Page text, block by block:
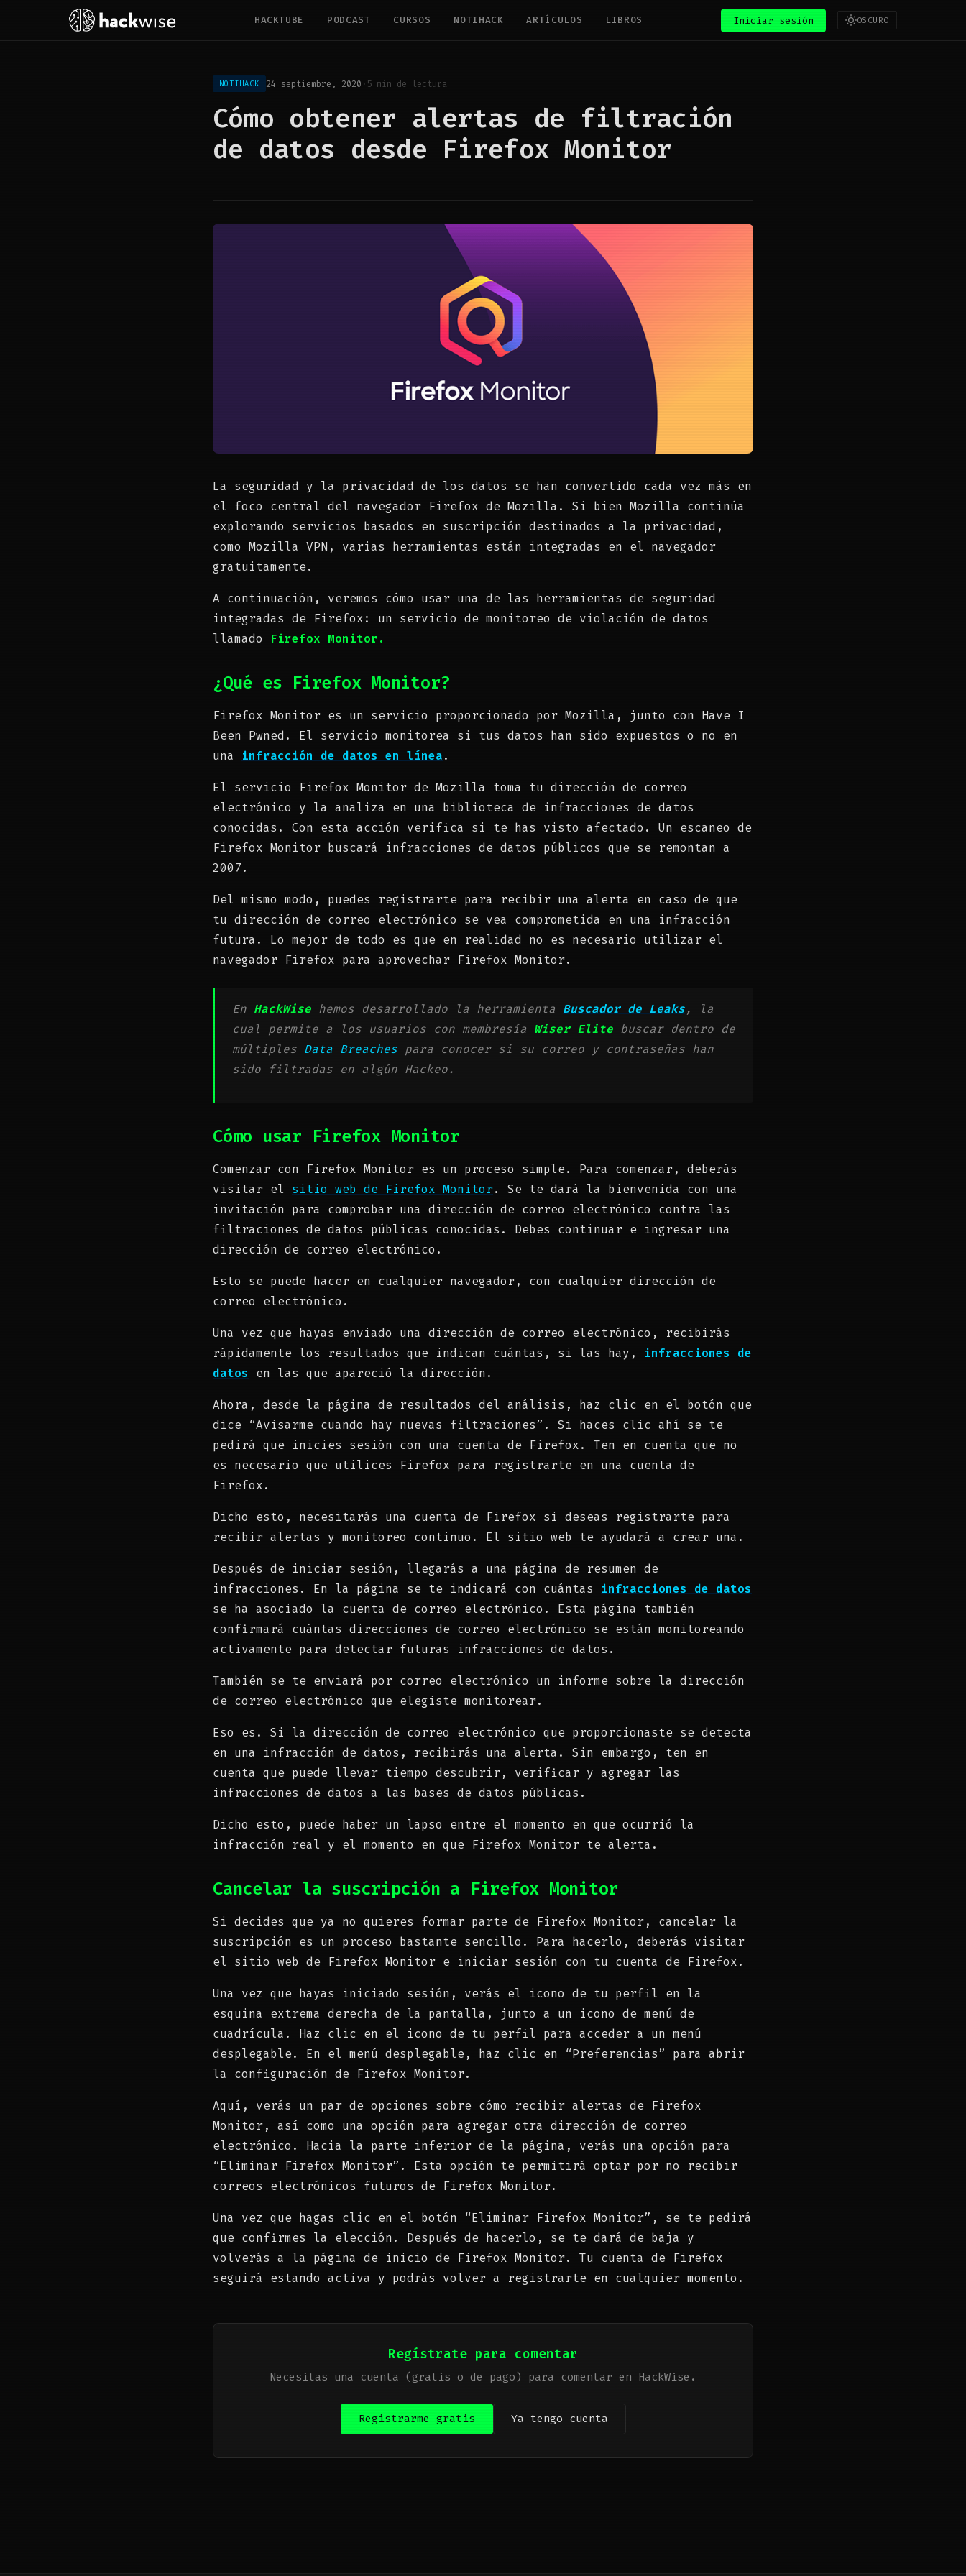
HACKTUBE PODCAST CURSOS NOTIHACK ARTÍCULOS LIBROS Iniciar sesión OSCURO
NOTIHACK 24 septiembre, 2020 · 5 min de lectura
Cómo obtener alertas de filtración
de datos desde Firefox Monitor
La seguridad y la privacidad de los datos se han convertido cada vez más en
el foco central del navegador Firefox de Mozilla. Si bien Mozilla continúa
explorando servicios basados ​​en suscripción destinados a la privacidad,
como Mozilla VPN, varias herramientas están integradas en el navegador
gratuitamente.
A continuación, veremos cómo usar una de las herramientas de seguridad
integradas de Firefox: un servicio de monitoreo de violación de datos
llamado Firefox Monitor.
¿Qué es Firefox Monitor?
Firefox Monitor es un servicio proporcionado por Mozilla, junto con Have I
Been Pwned. El servicio monitorea si tus datos han sido expuestos o no en
una infracción de datos en línea.
El servicio Firefox Monitor de Mozilla toma tu dirección de correo
electrónico y la analiza en una biblioteca de infracciones de datos
conocidas. Con esta acción verifica si te has visto afectado. Un escaneo de
Firefox Monitor buscará infracciones de datos públicos que se remontan a
2007.
Del mismo modo, puedes registrarte para recibir una alerta en caso de que
tu dirección de correo electrónico se vea comprometida en una infracción
futura. Lo mejor de todo es que en realidad no es necesario utilizar el
navegador Firefox para aprovechar Firefox Monitor.
En HackWise hemos desarrollado la herramienta Buscador de Leaks, la
cual permite a los usuarios con membresía Wiser Elite buscar dentro de
múltiples Data Breaches para conocer si su correo y contraseñas han
sido filtradas en algún Hackeo.
Cómo usar Firefox Monitor
Comenzar con Firefox Monitor es un proceso simple. Para comenzar, deberás
visitar el sitio web de Firefox Monitor. Se te dará la bienvenida con una
invitación para comprobar una dirección de correo electrónico contra las
filtraciones de datos públicas conocidas. Debes continuar e ingresar una
dirección de correo electrónico.
Esto se puede hacer en cualquier navegador, con cualquier dirección de
correo electrónico.
Una vez que hayas enviado una dirección de correo electrónico, recibirás
rápidamente los resultados que indican cuántas, si las hay, infracciones de
datos
en las que apareció la dirección.
Ahora, desde la página de resultados del análisis, haz clic en el botón que
dice “Avisarme cuando hay nuevas filtraciones”. Si haces clic ahí se te
pedirá que inicies sesión con una cuenta de Firefox. Ten en cuenta que no
es necesario que utilices Firefox para registrarte en una cuenta de
Firefox.
Dicho esto, necesitarás una cuenta de Firefox si deseas registrarte para
recibir alertas y monitoreo continuo. El sitio web te ayudará a crear una.
Después de iniciar sesión, llegarás a una página de resumen de
infracciones. En la página se te indicará con cuántas infracciones de datos
se ha asociado la cuenta de correo electrónico. Esta página también
confirmará cuántas direcciones de correo electrónico se están monitoreando
activamente para detectar futuras infracciones de datos.
También se te enviará por correo electrónico un informe sobre la dirección
de correo electrónico que elegiste monitorear.
Eso es. Si la dirección de correo electrónico que proporcionaste se detecta
en una infracción de datos, recibirás una alerta. Sin embargo, ten en
cuenta que puede llevar tiempo descubrir, verificar y agregar las
infracciones de datos a las bases de datos públicas.
Dicho esto, puede haber un lapso entre el momento en que ocurrió la
infracción real y el momento en que Firefox Monitor te alerta.
Cancelar la suscripción a Firefox Monitor
Si decides que ya no quieres formar parte de Firefox Monitor, cancelar la
suscripción es un proceso bastante sencillo. Para hacerlo, deberás visitar
el sitio web de Firefox Monitor e iniciar sesión con tu cuenta de Firefox.
Una vez que hayas iniciado sesión, verás el icono de tu perfil en la
esquina extrema derecha de la pantalla, junto a un icono de menú de
cuadrícula. Haz clic en el icono de tu perfil para acceder a un menú
desplegable. En el menú desplegable, haz clic en “Preferencias” para abrir
la configuración de Firefox Monitor.
Aquí, verás un par de opciones sobre cómo recibir alertas de Firefox
Monitor, así como una opción para agregar otra dirección de correo
electrónico. Hacia la parte inferior de la página, verás una opción para
“Eliminar Firefox Monitor”. Esta opción te permitirá optar por no recibir
correos electrónicos futuros de Firefox Monitor.
Una vez que hagas clic en el botón “Eliminar Firefox Monitor”, se te pedirá
que confirmes la elección. Después de hacerlo, se te dará de baja y
volverás a la página de inicio de Firefox Monitor. Tu cuenta de Firefox
seguirá estando activa y podrás volver a registrarte en cualquier momento.
Regístrate para comentar
Necesitas una cuenta (gratis o de pago) para comentar en HackWise.
Registrarme gratis Ya tengo cuenta